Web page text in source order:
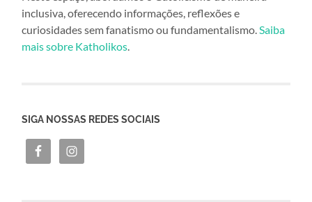
inclusiva, oferecendo informações, reflexões e
curiosidades sem fanatismo ou fundamentalismo.Saiba
mais sobre Katholikos.
SIGA NOSSAS REDES SOCIAIS